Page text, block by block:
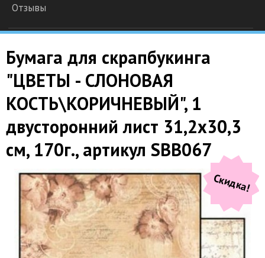
Отзывы
Бумага для скрапбукинга
"ЦВЕТЫ - СЛОНОВАЯ
КОСТЬ\КОРИЧНЕВЫЙ", 1
двусторонний лист 31,2х30,3
см, 170г., артикул SBB067
Скидка!